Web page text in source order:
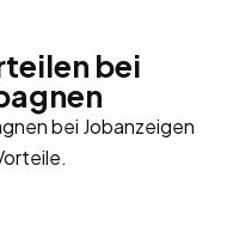
bei
bei Jobanzeigen